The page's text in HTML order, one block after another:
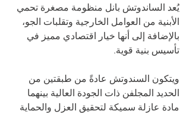
يُعد الساندوتش بانل منظومة مصغرة تحمي
الأبنية من العوامل الخارجية وتقلبات الجو،
بالإضافة إلى أنها خيار اقتصادي مميز في
تأسيس بنية قوية.
ويتكون السندوتش عادةً من طبقتين من
الحديد المجلفن ذات الجودة العالية بينهما
مادة عازلة سميكة لتحقيق العزل والحماية